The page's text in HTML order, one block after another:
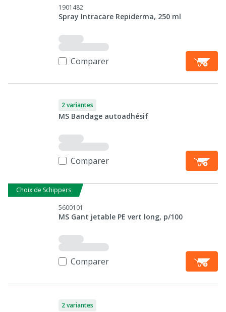
1901482
Spray Intracare Repiderma, 250 ml
Comparer
2 variantes
MS Bandage autoadhésif
Comparer
Choix de Schippers
5600101
MS Gant jetable PE vert long, p/100
Comparer
2 variantes